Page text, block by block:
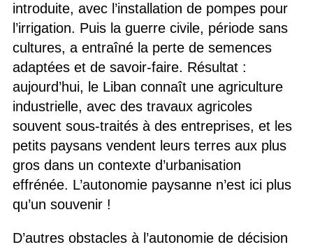
introduite, avec l’installation de pompes pour
l’irrigation. Puis la guerre civile, période sans
cultures, a entraîné la perte de semences
adaptées et de savoir-faire. Résultat :
aujourd’hui, le Liban connaît une agriculture
industrielle, avec des travaux agricoles
souvent sous-traités à des entreprises, et les
petits paysans vendent leurs terres aux plus
gros dans un contexte d’urbanisation
effrénée. L’autonomie paysanne n’est ici plus
qu’un souvenir !
D’autres obstacles à l’autonomie de décision